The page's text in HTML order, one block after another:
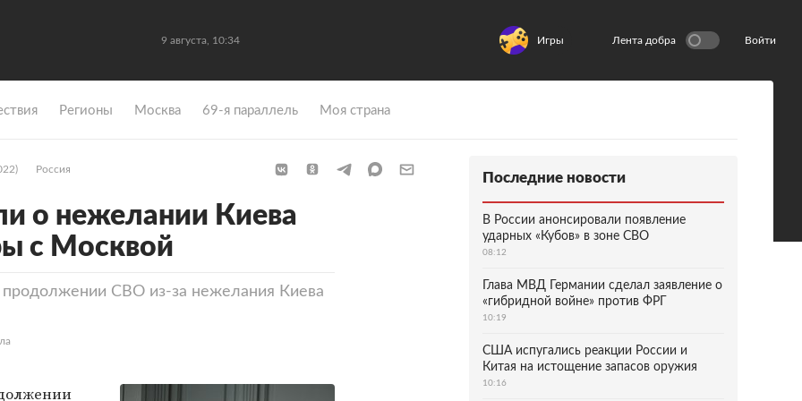
9 августа, 10:34 Игры Лента добра Войти
Регионы Москва 69-я параллель Моя страна
Россия
о нежелании Киева
с Москвой
продолжении СВО из-за нежелания Киева
Последние новости
В России анонсировали появление
ударных «Кубов» в зоне СВО
08:12
Глава МВД Германии сделал заявление о
«гибридной войне» против ФРГ
10:19
США испугались реакции России и
Китая на истощение запасов оружия
10:16